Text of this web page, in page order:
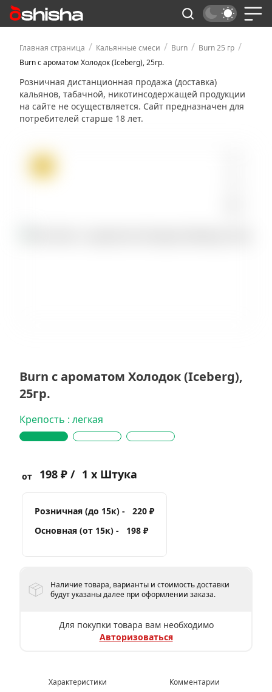
Главная страница / Кальянные смеси / Burn / Burn 25 гр /
Burn с ароматом Холодок (Iceberg), 25гр.
Розничная дистанционная продажа (доставка)
кальянов, табачной, никотинсодержащей продукции
на сайте не осуществляется. Сайт предназначен для
потребителей старше 18 лет.
Burn с ароматом Холодок (Iceberg),
25гр.
Крепость : легкая
от 198 ₽ / 1 x Штука
Розничная (до 15к) -
220 ₽
Основная (от 15к) -
198 ₽
Наличие товара, варианты и стоимость доставки
будут указаны далее при оформлении заказа.
Для покупки товара вам необходимо
Авторизоваться
Характеристики Комментарии